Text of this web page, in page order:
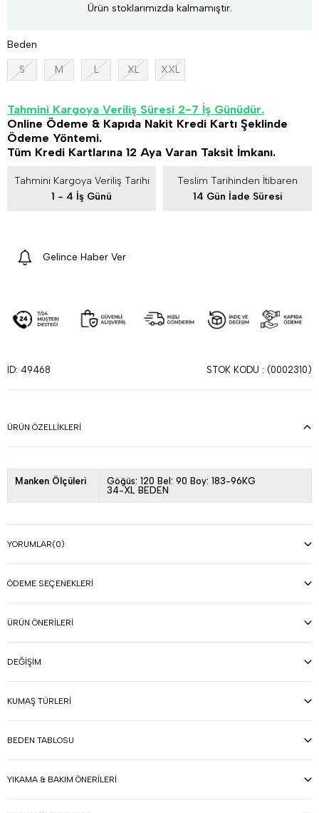
Ürün stoklarımızda kalmamıştır.
Beden
S M L XL XXL
Tahmini Kargoya Veriliş Süresi 2-7 İş Günüdür.
Online Ödeme & Kapıda Nakit Kredi Kartı Şeklinde
Ödeme Yöntemi.
Tüm Kredi Kartlarına 12 Aya Varan Taksit İmkanı.
Tahmini Kargoya Veriliş Tarihi
1 - 4 İş Günü
Teslim Tarihinden İtibaren
14 Gün İade Süresi
Gelince Haber Ver
ID: 49468 STOK KODU (0002310)
ÜRÜN ÖZELLIKLERI
Manken Ölçüleri
Göğüs: 120 Bel: 90 Boy: 183-96KG
34-XL BEDEN
YORUMLAR(0)
ÖDEME SEÇENEKLERI
ÜRÜN ÖNERILERI
DEĞIŞIM
KUMAŞ TÜRLERI
BEDEN TABLOSU
YIKAMA & BAKIM ÖNERILERI